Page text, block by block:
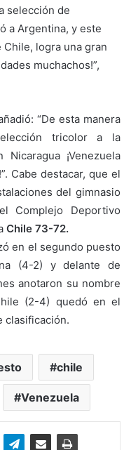
selección de
a Argentina, y este
logra una gran
muchachos!”,
“De esta manera
tricolor a la
¡Venezuela
Cabe destacar, que el
del gimnasio
Complejo Deportivo
Chile 73-72.
en el segundo puesto
(4-2) y delante de
anotaron su nombre
(2-4) quedó en el
clasificación.
chile
Venezuela